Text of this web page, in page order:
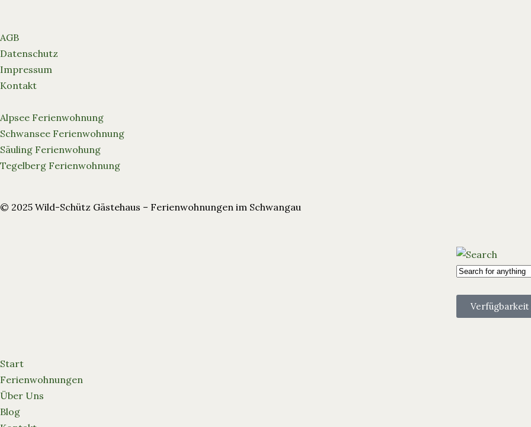
AGB
Datenschutz
Impressum
Kontakt
Alpsee Ferienwohnung
Schwansee Ferienwohnung
Säuling Ferienwohung
Tegelberg Ferienwohnung
© 2025 Wild-Schütz Gästehaus – Ferienwohnungen im Schwangau
Start
Ferienwohnungen
Über Uns
Blog